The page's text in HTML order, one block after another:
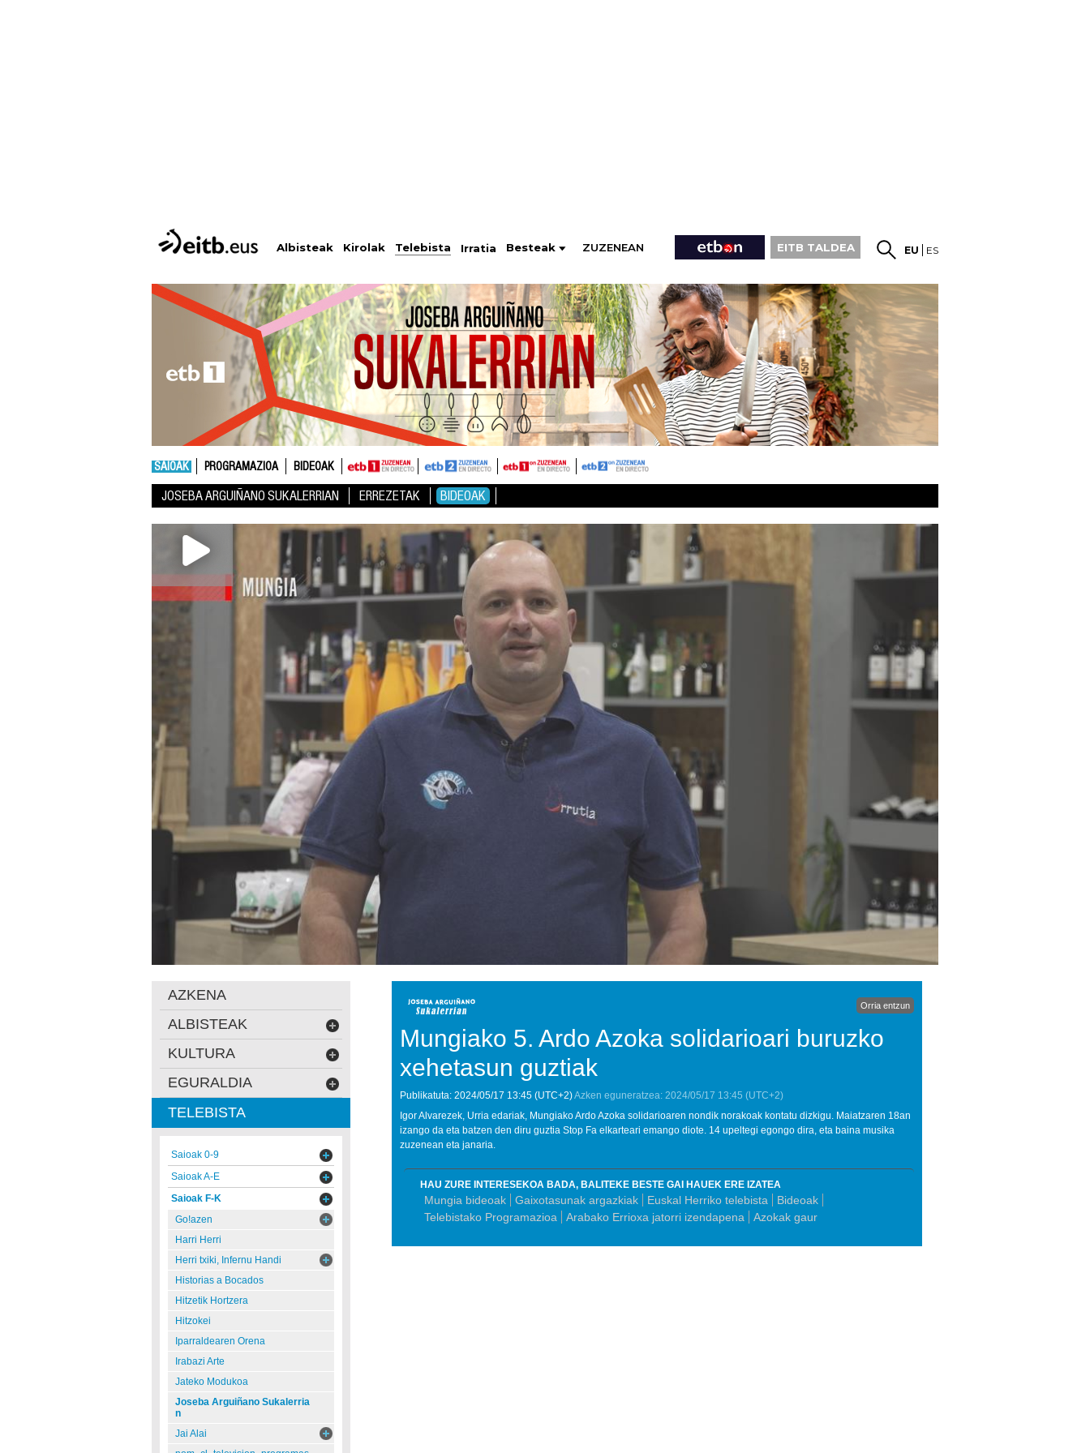
Albisteak Kirolak Telebista Irratia Besteak ZUZENEAN EITB TALDEA EU ES
SAIOAK PROGRAMAZIOA BIDEOAK
JOSEBA ARGUIÑANO SUKALERRIAN ERREZETAK BIDEOAK
Orria entzun
Mungiako 5. Ardo Azoka solidarioari buruzko
xehetasun guztiak
Publikatuta: 2024/05/17 13:45 (UTC+2)Azken eguneratzea: 2024/05/17 13:45 (UTC+2)
Igor Alvarezek, Urria edariak, Mungiako Ardo Azoka solidarioaren nondik norakoak kontatu dizkigu. Maiatzaren 18an
izango da eta batzen den diru guztia Stop Fa elkarteari emango diote. 14 upeltegi egongo dira, eta baina musika
zuzenean eta janaria.
HAU ZURE INTERESEKOA BADA, BALITEKE BESTE GAI HAUEK ERE IZATEA
Mungia bideoak Gaixotasunak argazkiak Euskal Herriko telebista
Bideoak
Telebistako Programazioa
Arabako Errioxa jatorri izendapena Azokak gaur
AZKENA
ALBISTEAK
KULTURA
EGURALDIA
TELEBISTA
Saioak 0-9
Saioak A-E
Saioak F-K
Go!azen
Harri Herri
Herri txiki, Infernu Handi
Historias a Bocados
Hitzetik Hortzera
Hitzokei
Iparraldearen Orena
Irabazi Arte
Jateko Modukoa
Joseba Arguiñano Sukalerria
n
Jai Alai